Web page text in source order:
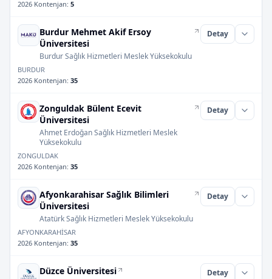
2026 Kontenjan: 5
Burdur Mehmet Akif Ersoy
Üniversitesi
Burdur Sağlık Hizmetleri Meslek Yüksekokulu
Detay
BURDUR
2026 Kontenjan: 35
Zonguldak Bülent Ecevit
Üniversitesi
Ahmet Erdoğan Sağlık Hizmetleri Meslek
Yüksekokulu
Detay
ZONGULDAK
2026 Kontenjan: 35
Afyonkarahisar Sağlık Bilimleri
Üniversitesi
Atatürk Sağlık Hizmetleri Meslek Yüksekokulu
Detay
AFYONKARAHİSAR
2026 Kontenjan: 35
Düzce Üniversitesi Detay